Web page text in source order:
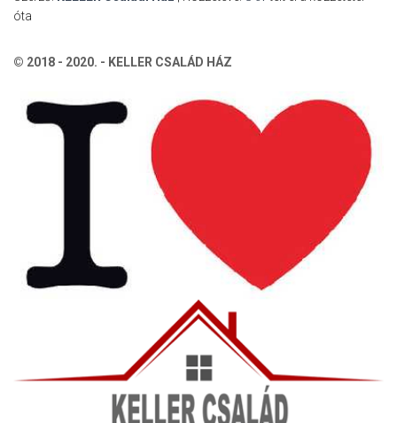
óta
© 2018 - 2020. - KELLER CSALÁD HÁZ